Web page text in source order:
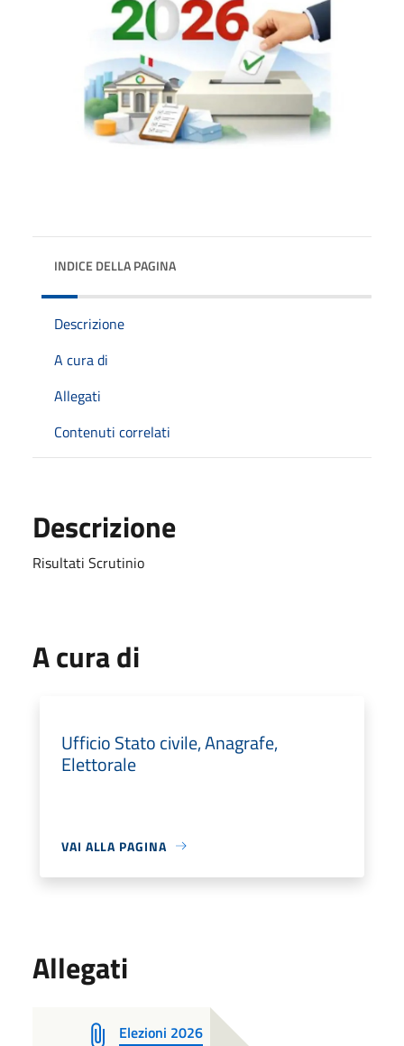
INDICE DELLA PAGINA
Descrizione
A cura di
Allegati
Contenuti correlati
Descrizione
Risultati Scrutinio
A cura di
Ufficio Stato civile, Anagrafe,
Elettorale
VAI ALLA PAGINA
Allegati
Elezioni 2026